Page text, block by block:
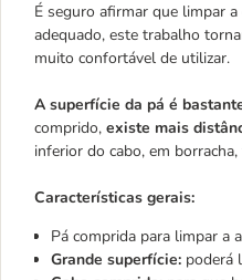
É seguro afirmar que limpar
adequado, este trabalho
muito confortável de utilizar.
A superfície da pá é
comprido, existe mais
inferior do cabo, em
Características gerais:
Pá comprida para limpar a
Grande superfície: poderá